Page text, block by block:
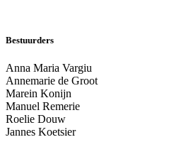
Bestuurders
Anna Maria Vargiu
Annemarie de Groot
Marein Konijn
Manuel Remerie
Roelie Douw
Jannes Koetsier